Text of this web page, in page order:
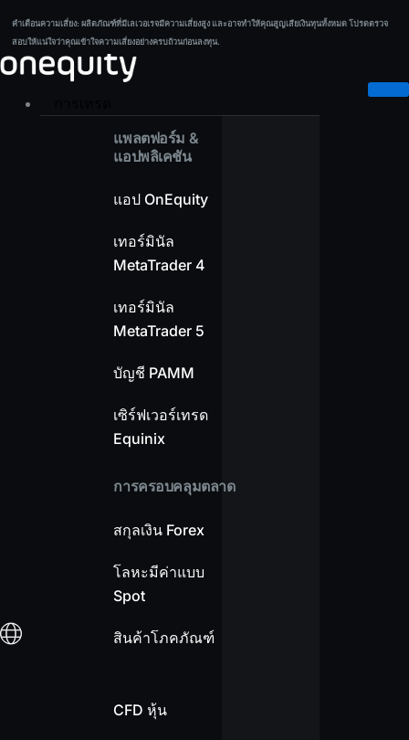
content
คำเตือนความเสี่ยง: ผลิตภัณฑ์ที่มีเลเวอเรจมีความเสี่ยงสูง และอาจทำให้คุณสูญเสียเงินทุนทั้งหมด โปรดตรวจ
สอบให้แน่ใจว่าคุณเข้าใจความเสี่ยงอย่างครบถ้วนก่อนลงทุน.
คำเตือนความเสี่ยง: ผลิตภัณฑ์ที่มีเลเวอเรจมีความเสี่ยงสูง และอาจทำให้คุณสูญเสียเงินทุนทั้งหมด โปรดตรวจ
สอบให้แน่ใจว่าคุณเข้าใจความเสี่ยงอย่างครบถ้วนก่อนลงทุน.
แพลตฟอร์ม &
แอปพลิเคชัน
แอป OnEquity
เทอร์มินัล
MetaTrader 4
เทอร์มินัล
MetaTrader 5
บัญชี PAMM
เซิร์ฟเวอร์เทรด
Equinix
การครอบคลุมตลาด
สกุลเงิน Forex
โลหะมีค่าแบบ
Spot
สินค้าโภคภัณฑ์
CFD หุ้น